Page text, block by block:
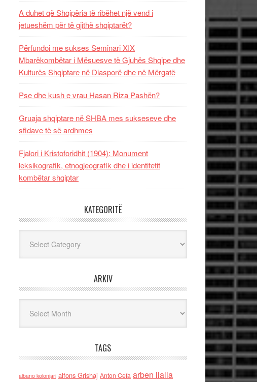
A duhet që Shqipëria të ribëhet një vend i
jetueshëm për të gjithë shqiptarët?
Përfundoi me sukses Seminari XIX
Mbarëkombëtar i Mësuesve të Gjuhës Shqipe dhe
Kulturës Shqiptare në Diasporë dhe në Mërgatë
Pse dhe kush e vrau Hasan Riza Pashën?
Gruaja shqiptare në SHBA mes sukseseve dhe
sfidave të së ardhmes
Fjalori i Kristoforidhit (1904): Monument
leksikografik, etnogjeografik dhe i identitetit
kombëtar shqiptar
KATEGORITË
ARKIV
TAGS
albano kolonjari alfons Grishaj Anton Cefa arben llalla